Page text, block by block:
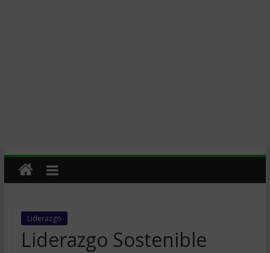
Liderazgo
Liderazgo Sostenible